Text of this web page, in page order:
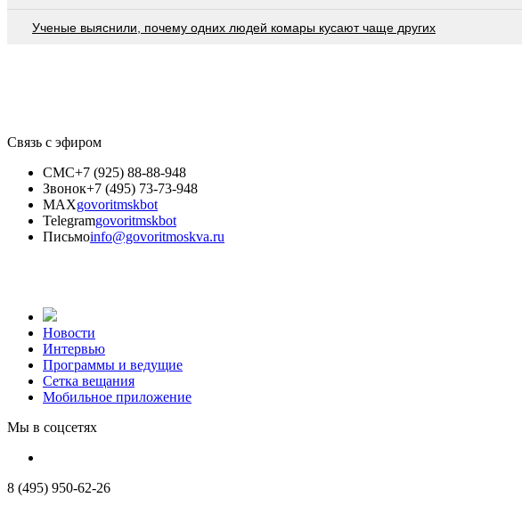
Ученые выяснили, почему одних людей комары кусают чаще других
Связь с эфиром
СМС+7 (925) 88-88-948
Звонок+7 (495) 73-73-948
MAXgovoritmskbot
Telegramgovoritmskbot
Письмоinfo@govoritmoskva.ru
Новости
Интервью
Программы и ведущие
Сетка вещания
Мобильное приложение
Мы в соцсетях
8 (495) 950-62-26